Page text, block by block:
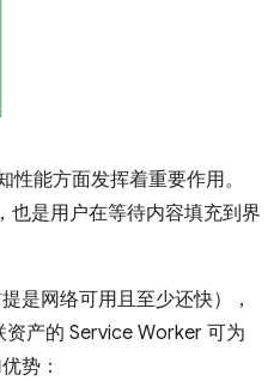
能方面发挥着重要作用。
也是用户在等待内容填充到界
是网络可用且至少还快），
产的 Service Worker 可为
势：